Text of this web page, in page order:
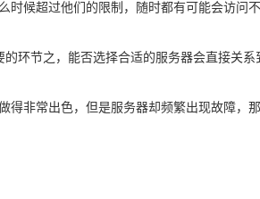
时候超过他们的限制，随时都有可能会访问不
环节之，能否选择合适的服务器会直接关系
得非常出色，但是服务器却频繁出现故障，